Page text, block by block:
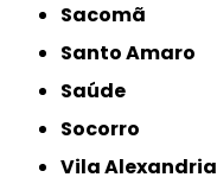
Sacomã
Santo Amaro
Saúde
Socorro
Vila Alexandria